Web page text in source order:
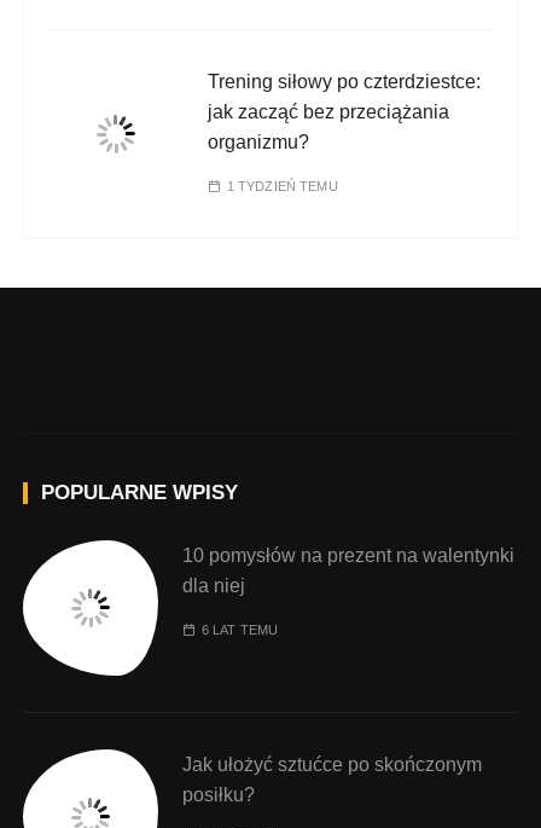
Trening siłowy po czterdziestce:
jak zacząć bez przeciążania
organizmu?
1 TYDZIEŃ TEMU
POPULARNE WPISY
10 pomysłów na prezent na walentynki
dla niej
6 LAT TEMU
Jak ułożyć sztućce po skończonym
posiłku?